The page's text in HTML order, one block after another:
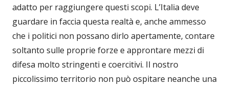
adatto per raggiungere questi scopi. L’Italia deve
guardare in faccia questa realtà e, anche ammesso
che i politici non possano dirlo apertamente, contare
soltanto sulle proprie forze e approntare mezzi di
difesa molto stringenti e coercitivi. Il nostro
piccolissimo territorio non può ospitare neanche una